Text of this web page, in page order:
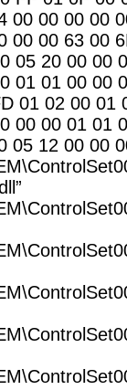
00 00 00 00
00 00 63 00
05 20 00 00
01 01 00 00
01 02 00 01
00 00 01 01
05 12 00 00